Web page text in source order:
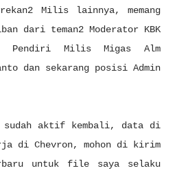
rekan2 Milis lainnya, memang
dari teman2 Moderator KBK
Pendiri Milis Migas Alm
dan sekarang posisi Admin
sudah aktif kembali, data di
di Chevron, mohon di kirim
untuk file saya selaku